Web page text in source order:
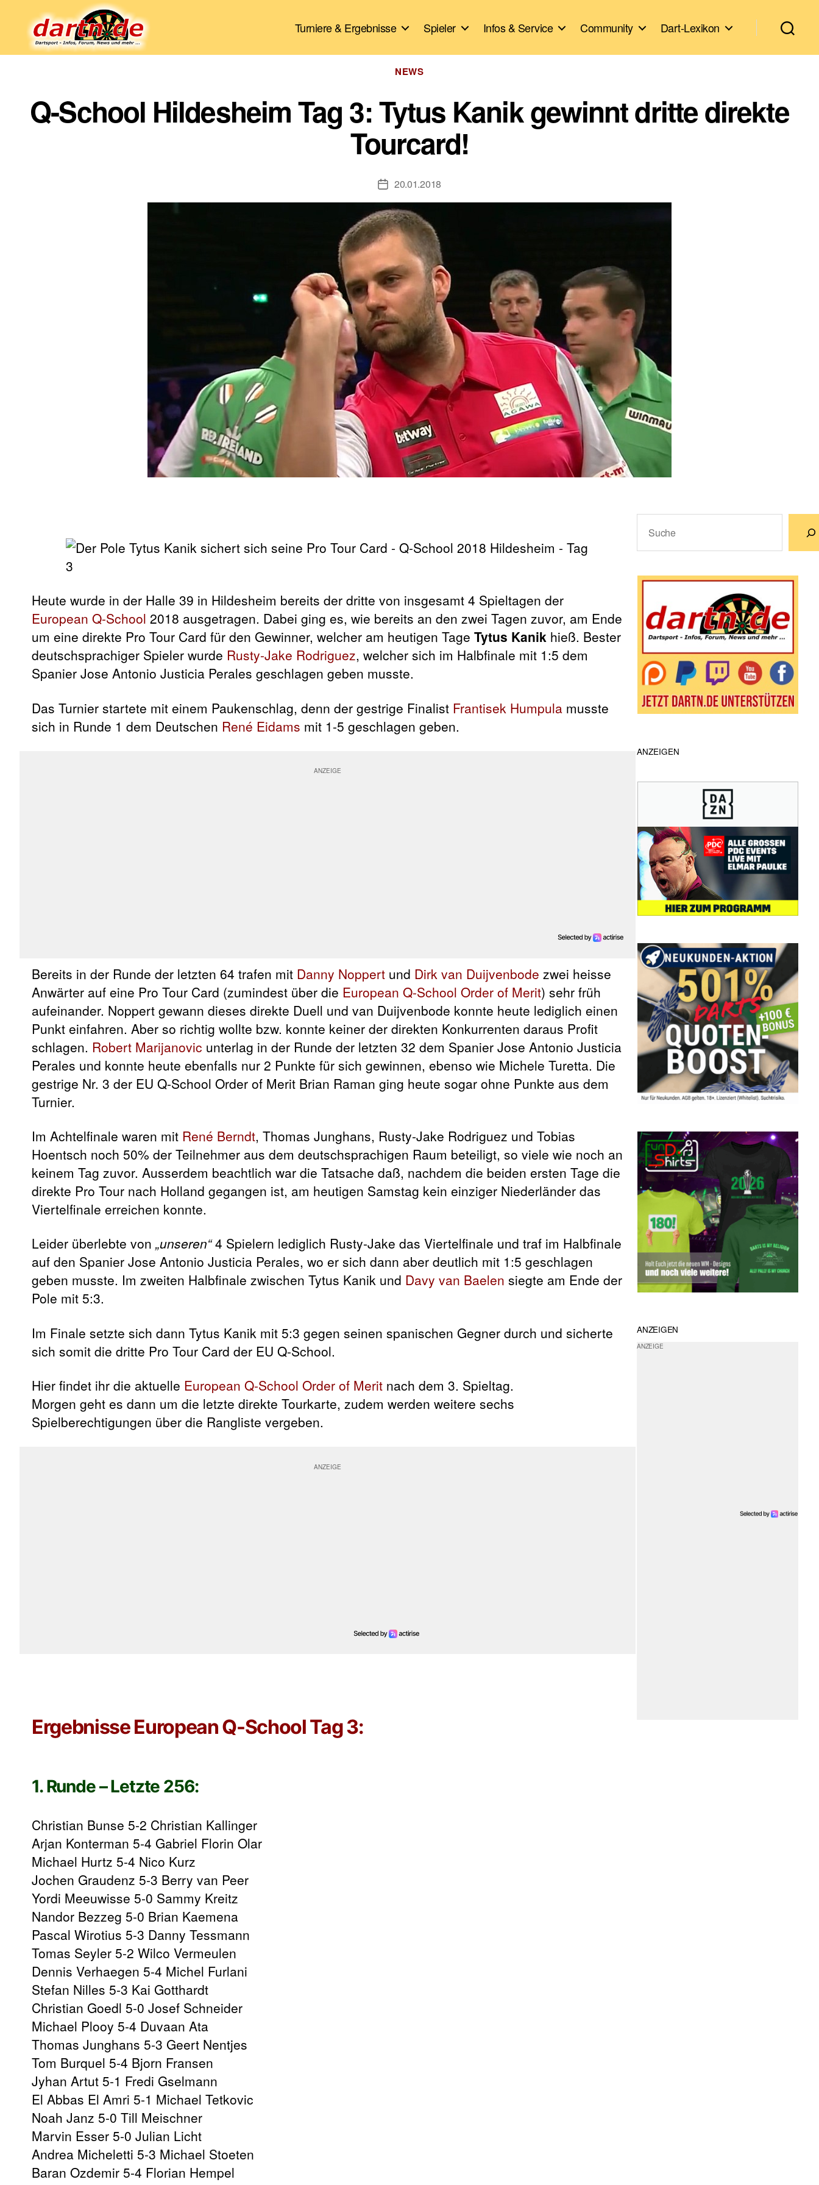
Turniere & Ergebnisse Spieler Infos & Service Community Dart-Lexikon
Kategorien
NEWS
Q-School Hildesheim Tag 3: Tytus Kanik gewinnt dritte direkte
Tourcard!
Veröffentlichungsdatum
20.01.2018
Heute wurde in der Halle 39 in Hildesheim bereits der dritte von insgesamt 4 Spieltagen der
European Q-School 2018 ausgetragen. Dabei ging es, wie bereits an den zwei Tagen zuvor, am Ende
um eine direkte Pro Tour Card für den Gewinner, welcher am heutigen Tage Tytus Kanik hieß. Bester
deutschsprachiger Spieler wurde Rusty-Jake Rodriguez, welcher sich im Halbfinale mit 1:5 dem
Spanier Jose Antonio Justicia Perales geschlagen geben musste.
Das Turnier startete mit einem Paukenschlag, denn der gestrige Finalist Frantisek Humpula musste
sich in Runde 1 dem Deutschen René Eidams mit 1-5 geschlagen geben.
Bereits in der Runde der letzten 64 trafen mit Danny Noppert und Dirk van Duijvenbode zwei heisse
Anwärter auf eine Pro Tour Card (zumindest über die European Q-School Order of Merit) sehr früh
aufeinander. Noppert gewann dieses direkte Duell und van Duijvenbode konnte heute lediglich einen
Punkt einfahren. Aber so richtig wollte bzw. konnte keiner der direkten Konkurrenten daraus Profit
schlagen. Robert Marijanovic unterlag in der Runde der letzten 32 dem Spanier Jose Antonio Justicia
Perales und konnte heute ebenfalls nur 2 Punkte für sich gewinnen, ebenso wie Michele Turetta. Die
gestrige Nr. 3 der EU Q-School Order of Merit Brian Raman ging heute sogar ohne Punkte aus dem
Turnier.
Im Achtelfinale waren mit René Berndt, Thomas Junghans, Rusty-Jake Rodriguez und Tobias
Hoentsch noch 50% der Teilnehmer aus dem deutschsprachigen Raum beteiligt, so viele wie noch an
keinem Tag zuvor. Ausserdem beachtlich war die Tatsache daß, nachdem die beiden ersten Tage die
direkte Pro Tour nach Holland gegangen ist, am heutigen Samstag kein einziger Niederländer das
Viertelfinale erreichen konnte.
Leider überlebte von „unseren“4 Spielern lediglich Rusty-Jake das Viertelfinale und traf im Halbfinale
auf den Spanier Jose Antonio Justicia Perales, wo er sich dann aber deutlich mit 1:5 geschlagen
geben musste. Im zweiten Halbfinale zwischen Tytus Kanik und Davy van Baelen siegte am Ende der
Pole mit 5:3.
Im Finale setzte sich dann Tytus Kanik mit 5:3 gegen seinen spanischen Gegner durch und sicherte
sich somit die dritte Pro Tour Card der EU Q-School.
Hier findet ihr die aktuelle European Q-School Order of Merit nach dem 3. Spieltag.
Morgen geht es dann um die letzte direkte Tourkarte, zudem werden weitere sechs
Spielberechtigungen über die Rangliste vergeben.
Ergebnisse European Q-School Tag 3:
1. Runde – Letzte 256:
Christian Bunse 5-2 Christian Kallinger
Arjan Konterman 5-4 Gabriel Florin Olar
Michael Hurtz 5-4 Nico Kurz
Jochen Graudenz 5-3 Berry van Peer
Yordi Meeuwisse 5-0 Sammy Kreitz
Nandor Bezzeg 5-0 Brian Kaemena
Pascal Wirotius 5-3 Danny Tessmann
Tomas Seyler 5-2 Wilco Vermeulen
Dennis Verhaegen 5-4 Michel Furlani
Stefan Nilles 5-3 Kai Gotthardt
Christian Goedl 5-0 Josef Schneider
Michael Plooy 5-4 Duvaan Ata
Thomas Junghans 5-3 Geert Nentjes
Tom Burquel 5-4 Bjorn Fransen
Jyhan Artut 5-1 Fredi Gselmann
El Abbas El Amri 5-1 Michael Tetkovic
Noah Janz 5-0 Till Meischner
Marvin Esser 5-0 Julian Licht
Andrea Micheletti 5-3 Michael Stoeten
Baran Ozdemir 5-4 Florian Hempel
ANZEIGEN
ANZEIGEN